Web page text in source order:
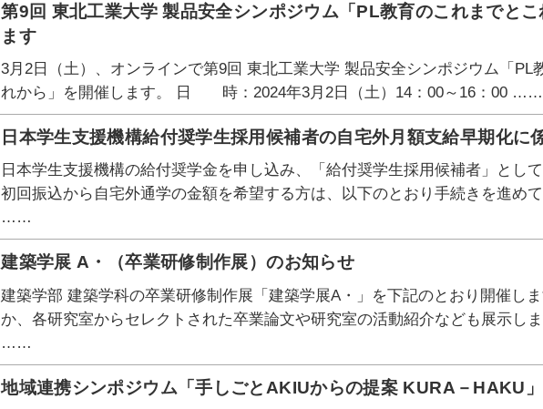
第9回 東北工業大学 製品安全シンポジウム「PL教育のこれまでと
ます
3月2日（土）、オンラインで第9回 東北工業大学 製品安全シンポジウム「PL
れから」を開催します。 日 時：2024年3月2日（土）14：00～16：00 ……
日本学生支援機構給付奨学生採用候補者の自宅外月額支給早期化に
日本学生支援機構の給付奨学金を申し込み、「給付奨学生採用候補者」として
初回振込から自宅外通学の金額を希望する方は、以下のとおり手続きを進め
……
建築学展 A・（卒業研修制作展）のお知らせ
建築学部 建築学科の卒業研修制作展「建築学展A・」を下記のとおり開催し
か、各研究室からセレクトされた卒業論文や研究室の活動紹介なども展示し
……
地域連携シンポジウム「手しごとAKIUからの提案 KURA－HAKU